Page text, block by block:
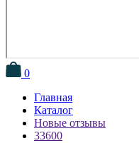
0
Главная
Каталог
Новые отзывы
33600